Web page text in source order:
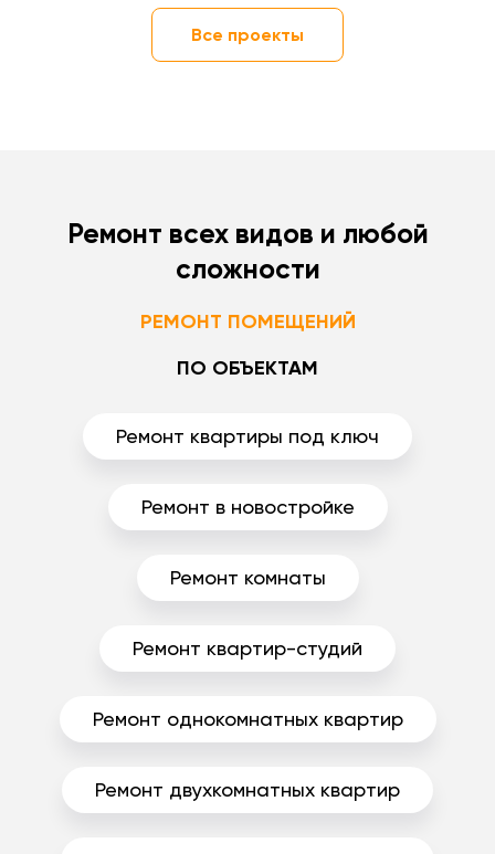
Все проекты
Ремонт всех видов и любой
сложности
РЕМОНТ ПОМЕЩЕНИЙ
ПО ОБЪЕКТАМ
Ремонт квартиры под ключ
Ремонт в новостройке
Ремонт комнаты
Ремонт квартир-студий
Ремонт однокомнатных квартир
Ремонт двухкомнатных квартир